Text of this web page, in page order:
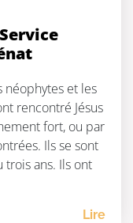
néophytes et les
rencontré Jésus
fort, ou par
Ils se sont
trois ans. Ils ont
Lire